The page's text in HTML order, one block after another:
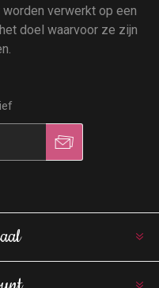
verwerkt op een
doel waarvoor ze zijn